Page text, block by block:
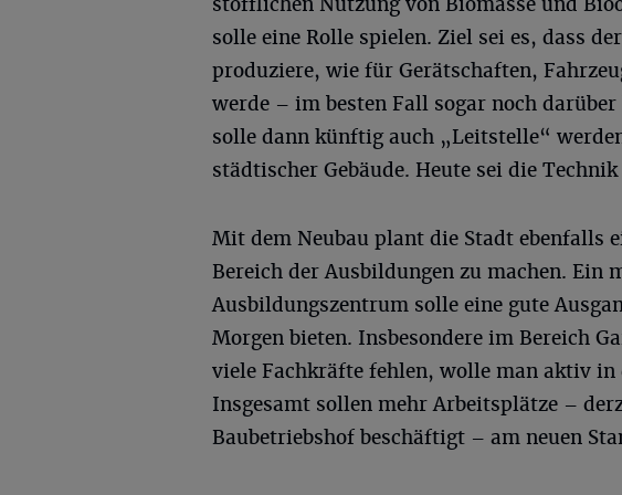
solle eine Rolle spielen. Ziel sei es, dass
produziere, wie für Gerätschaften,
werde – im besten Fall sogar noch
solle dann künftig auch „Leitstelle“
städtischer Gebäude. Heute sei die
Mit dem Neubau plant die Stadt ebenfalls
Bereich der Ausbildungen zu machen. Ein
Ausbildungszentrum solle eine gute
Morgen bieten. Insbesondere im Bereich
viele Fachkräfte fehlen, wolle man aktiv in
Insgesamt sollen mehr Arbeitsplätze –
Baubetriebshof beschäftigt – am neuen